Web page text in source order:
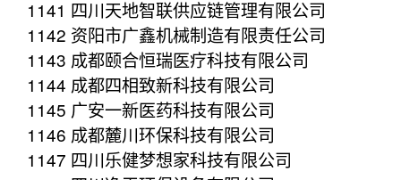
1141 四川天地智联供应链管理有限公司
1142 资阳市广鑫机械制造有限责任公司
1143 成都颐合恒瑞医疗科技有限公司
1144 成都四相致新科技有限公司
1145 广安一新医药科技有限公司
1146 成都麓川环保科技有限公司
1147 四川乐健梦想家科技有限公司